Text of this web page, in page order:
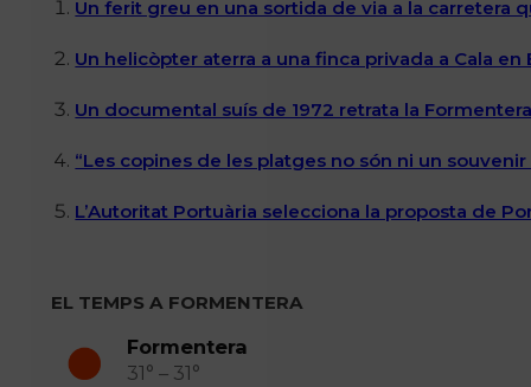
Un ferit greu en una sortida de via a la carretera
Un helicòpter aterra a una finca privada a Cala
Un documental suís de 1972 retrata la
“Les copines de les platges no són ni un
L’Autoritat Portuària selecciona la proposta de
EL TEMPS A FORMENTERA
Formentera
31° – 31°